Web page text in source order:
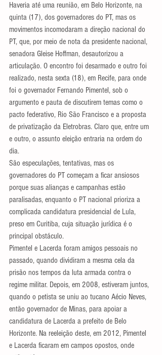
Haveria até uma reunião, em Belo Horizonte, na
quinta (17), dos governadores do PT, mas os
movimentos incomodaram a direção nacional do
PT, que, por meio de nota da presidente nacional,
senadora Gleise Hoffman, desautorizou a
articulação. O encontro foi desarmado e outro foi
realizado, nesta sexta (18), em Recife, para onde
foi o governador Fernando Pimentel, sob o
argumento e pauta de discutirem temas como o
pacto federativo, Rio São Francisco e a proposta
de privatização da Eletrobras. Claro que, entre um
e outro, o assunto eleição entraria na ordem do
dia.
São especulações, tentativas, mas os
governadores do PT começam a ficar ansiosos
porque suas alianças e campanhas estão
paralisadas, enquanto o PT nacional prioriza a
complicada candidatura presidencial de Lula,
preso em Curitiba, cuja situação jurídica é o
principal obstáculo.
Pimentel e Lacerda foram amigos pessoais no
passado, quando dividiram a mesma cela da
prisão nos tempos da luta armada contra o
regime militar. Depois, em 2008, estiveram juntos,
quando o petista se uniu ao tucano Aécio Neves,
então governador de Minas, para apoiar a
candidatura de Lacerda a prefeito de Belo
Horizonte. Na reeleição deste, em 2012, Pimentel
e Lacerda ficaram em campos opostos, onde